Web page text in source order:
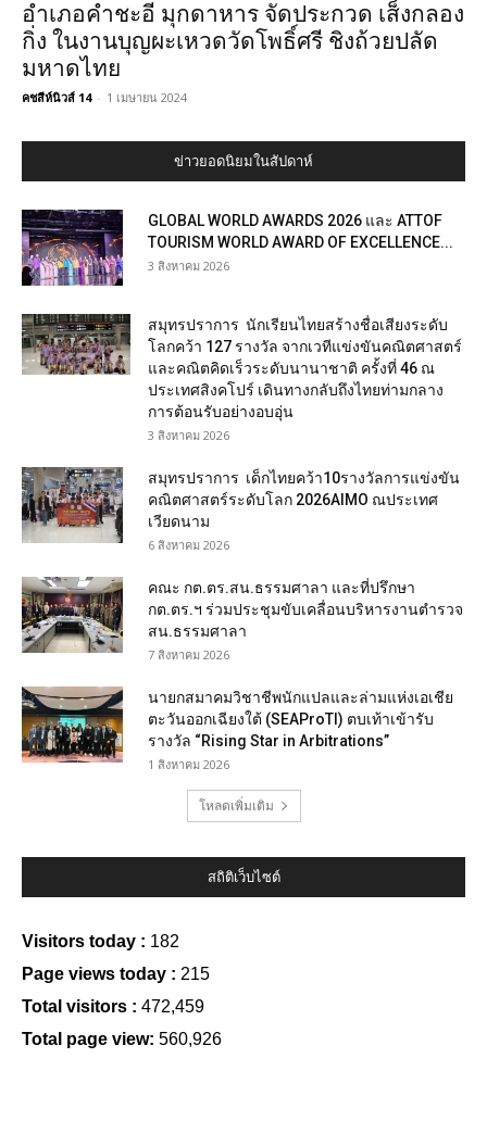
อำเภอคำชะอี มุกดาหาร จัดประกวด เส็งกลอง
กิ่ง ในงานบุญผะเหวดวัดโพธิ์ศรี ชิงถ้วยปลัด
มหาดไทย
คชสีห์นิวส์ 14 - 1 เมษายน 2024
ข่าวยอดนิยมในสัปดาห์
GLOBAL WORLD AWARDS 2026 และ ATTOF
TOURISM WORLD AWARD OF EXCELLENCE...
3 สิงหาคม 2026
สมุทรปราการ นักเรียนไทยสร้างชื่อเสียงระดับ
โลกคว้า 127 รางวัล จากเวทีแข่งขันคณิตศาสตร์
และคณิตคิดเร็วระดับนานาชาติ ครั้งที่ 46 ณ
ประเทศสิงคโปร์ เดินทางกลับถึงไทยท่ามกลาง
การต้อนรับอย่างอบอุ่น
3 สิงหาคม 2026
สมุทรปราการ เด็กไทยคว้า10รางวัลการแข่งขัน
คณิตศาสตร์ระดับโลก 2026AIMO ณประเทศ
เวียดนาม
6 สิงหาคม 2026
คณะ กต.ตร.สน.ธรรมศาลา และที่ปรึกษา
กต.ตร.ฯ ร่วมประชุมขับเคลื่อนบริหารงานตำรวจ
สน.ธรรมศาลา
7 สิงหาคม 2026
นายกสมาคมวิชาชีพนักแปลและล่ามแห่งเอเชีย
ตะวันออกเฉียงใต้ (SEAProTI) ตบเท้าเข้ารับ
รางวัล “Rising Star in Arbitrations”
1 สิงหาคม 2026
โหลดเพิ่มเติม
สถิติเว็บไซต์
Visitors today : 182
Page views today : 215
Total visitors : 472,459
Total page view: 560,926